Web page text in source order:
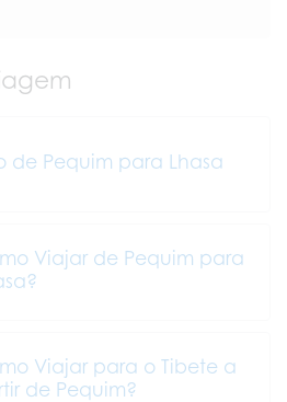
de Pequim para Lhasa
Viajar de Pequim para
Viajar para o Tibete a
de Pequim?